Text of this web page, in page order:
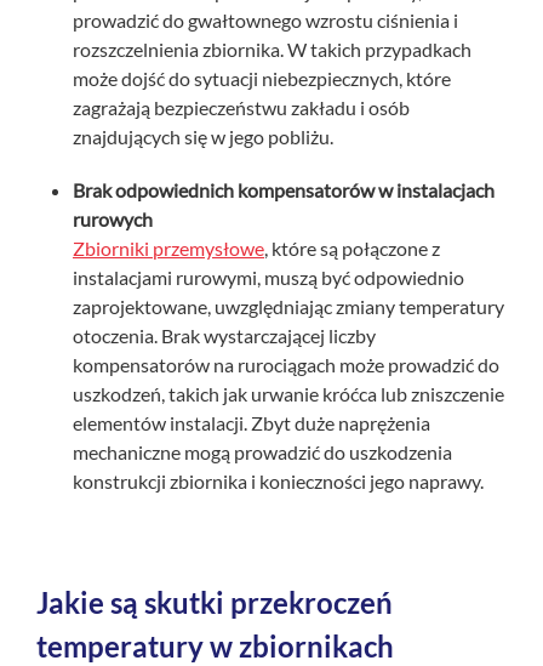
prowadzić do gwałtownego wzrostu ciśnienia i
rozszczelnienia zbiornika. W takich przypadkach
może dojść do sytuacji niebezpiecznych, które
zagrażają bezpieczeństwu zakładu i osób
znajdujących się w jego pobliżu.
Brak odpowiednich kompensatorów w instalacjach
rurowych
Zbiorniki przemysłowe, które są połączone z
instalacjami rurowymi, muszą być odpowiednio
zaprojektowane, uwzględniając zmiany temperatury
otoczenia. Brak wystarczającej liczby
kompensatorów na rurociągach może prowadzić do
uszkodzeń, takich jak urwanie króćca lub zniszczenie
elementów instalacji. Zbyt duże naprężenia
mechaniczne mogą prowadzić do uszkodzenia
konstrukcji zbiornika i konieczności jego naprawy.
Jakie są skutki przekroczeń
temperatury w zbiornikach